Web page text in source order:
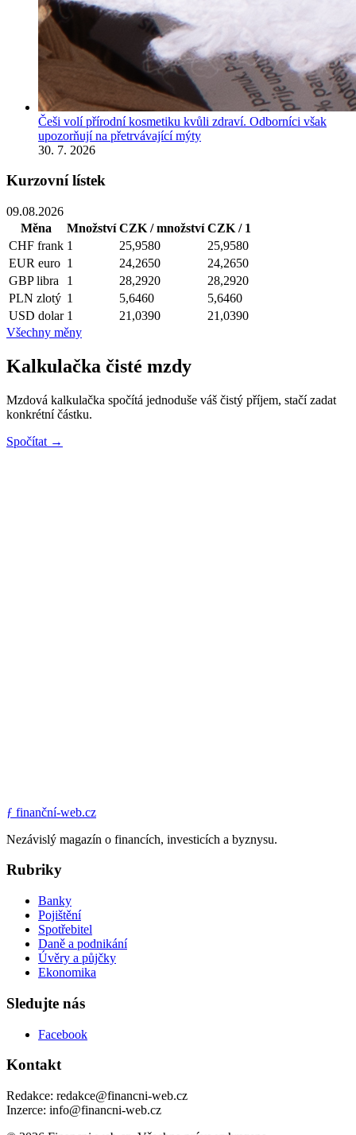
Češi volí přírodní kosmetiku kvůli zdraví. Odborníci však
upozorňují na přetrvávající mýty
30. 7. 2026
Kurzovní lístek
09.08.2026
Měna
Množství CZK / množství CZK / 1
CHF frank 1 25,9580
25,9580
EUR euro 1 24,2650
24,2650
GBP libra 1 28,2920
28,2920
PLN zlotý 1 5,6460
5,6460
USD dolar 1 21,0390
21,0390
Všechny měny
Kalkulačka čisté mzdy
Mzdová kalkulačka spočítá jednoduše váš čistý příjem, stačí zadat
konkrétní částku.
Spočítat →
ƒ finanční-web.cz
Nezávislý magazín o financích, investicích a byznysu.
Rubriky
Banky
Pojištění
Spotřebitel
Daně a podnikání
Úvěry a půjčky
Ekonomika
Sledujte nás
Facebook
Kontakt
Redakce: redakce@financni-web.cz
Inzerce: info@financni-web.cz